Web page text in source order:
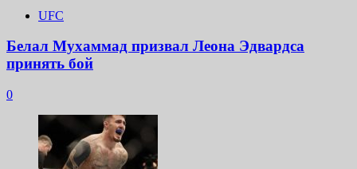
UFC
Белал Мухаммад призвал Леона Эдвардса
принять бой
0